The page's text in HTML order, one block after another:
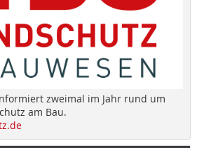
zweimal im Jahr rund um
am Bau.